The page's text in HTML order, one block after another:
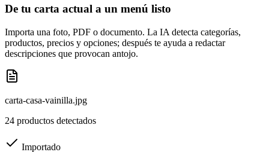
De tu carta actual a un menú listo
Importa una foto, PDF o documento. La IA detecta categorías,
productos, precios y opciones; después te ayuda a redactar
descripciones que provocan antojo.
carta-casa-vainilla.jpg
24 productos detectados
Importado